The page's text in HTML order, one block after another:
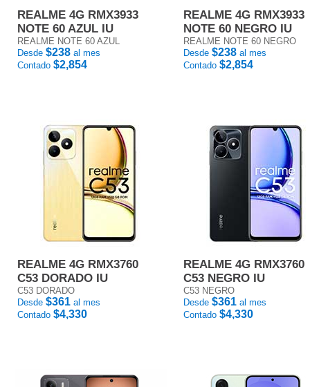
REALME 4G RMX3933
NOTE 60 AZUL IU
REALME NOTE 60 AZUL
Desde $238 al mes
Contado $2,854
REALME 4G RMX3933
NOTE 60 NEGRO IU
REALME NOTE 60 NEGRO
Desde $238 al mes
Contado $2,854
REALME 4G RMX3760
C53 DORADO IU
C53 DORADO
Desde $361 al mes
Contado $4,330
REALME 4G RMX3760
C53 NEGRO IU
C53 NEGRO
Desde $361 al mes
Contado $4,330